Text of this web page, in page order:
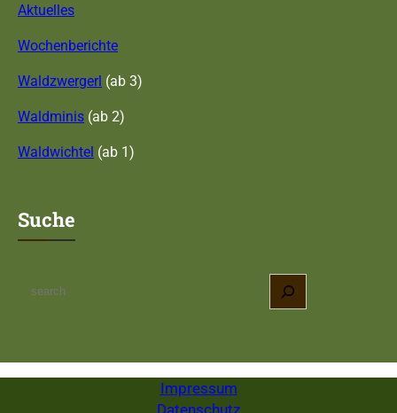
Aktuelles
Wochenberichte
Waldzwergerl (ab 3)
Waldminis (ab 2)
Waldwichtel (ab 1)
Suche
c
Impressum
Datenschutz